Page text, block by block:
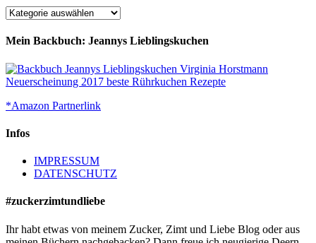
Rezeptübersicht
Mein Backbuch: Jeannys Lieblingskuchen
*Amazon Partnerlink
Infos
IMPRESSUM
DATENSCHUTZ
#zuckerzimtundliebe
Ihr habt etwas von meinem Zucker, Zimt und Liebe Blog oder aus